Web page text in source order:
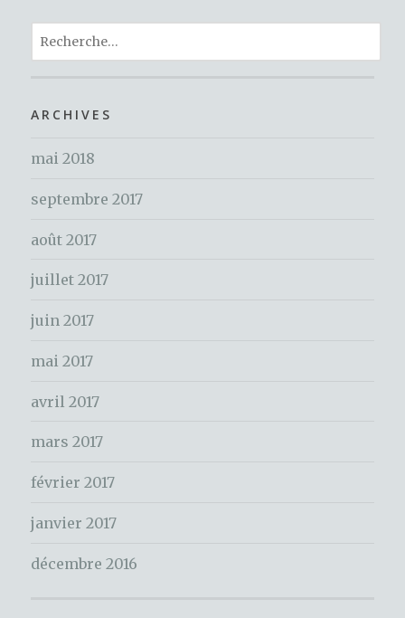
b
o
k
r
ta
R
e
h
r
e
:
ARCHIVES
mai 2018
septembre 2017
août 2017
juillet 2017
juin 2017
mai 2017
avril 2017
mars 2017
février 2017
janvier 2017
décembre 2016